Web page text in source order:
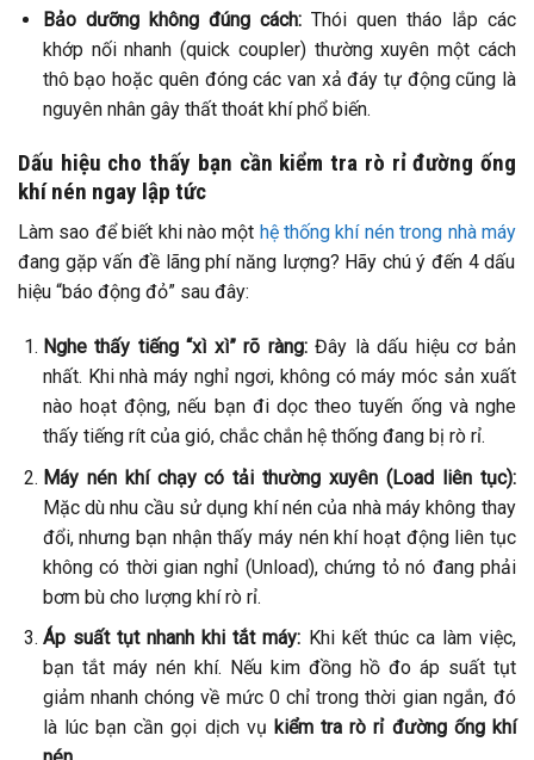
Bảo dưỡng không đúng cách:Thói quen tháo lắp các
khớp nối nhanh (quick coupler) thường xuyên một cách
thô bạo hoặc quên đóng các van xả đáy tự động cũng là
nguyên nhân gây thất thoát khí phổ biến.
Dấu hiệu cho thấy bạn cần kiểm tra rò rỉ đường ống
khí nén ngay lập tức
Làm sao để biết khi nào một hệ thống khí nén trong nhà máy
đang gặp vấn đề lãng phí năng lượng? Hãy chú ý đến 4 dấu
hiệu “báo động đỏ” sau đây:
Nghe thấy tiếng “xì xì” rõ ràng:Đây là dấu hiệu cơ bản
nhất. Khi nhà máy nghỉ ngơi, không có máy móc sản xuất
nào hoạt động, nếu bạn đi dọc theo tuyến ống và nghe
thấy tiếng rít của gió, chắc chắn hệ thống đang bị rò rỉ.
Máy nén khí chạy có tải thường xuyên (Load liên tục):
Mặc dù nhu cầu sử dụng khí nén của nhà máy không thay
đổi, nhưng bạn nhận thấy máy nén khí hoạt động liên tục
không có thời gian nghỉ (Unload), chứng tỏ nó đang phải
bơm bù cho lượng khí rò rỉ.
Áp suất tụt nhanh khi tắt máy: Khi kết thúc ca làm việc,
bạn tắt máy nén khí. Nếu kim đồng hồ đo áp suất tụt
giảm nhanh chóng về mức 0 chỉ trong thời gian ngắn, đó
là lúc bạn cần gọi dịch vụ kiểm tra rò rỉ đường ống khí